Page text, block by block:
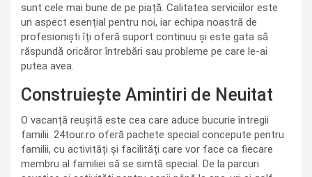
sunt cele mai bune de pe piață. Calitatea serviciilor este
un aspect esențial pentru noi, iar echipa noastră de
profesioniști îți oferă suport continuu și este gata să
răspundă oricăror întrebări sau probleme pe care le-ai
putea avea.
Construiește Amintiri de Neuitat
O vacanță reușită este cea care aduce bucurie întregii
familii. 24tour.ro oferă pachete special concepute pentru
familii, cu activități și facilități care vor face ca fiecare
membru al familiei să se simtă special. De la parcuri